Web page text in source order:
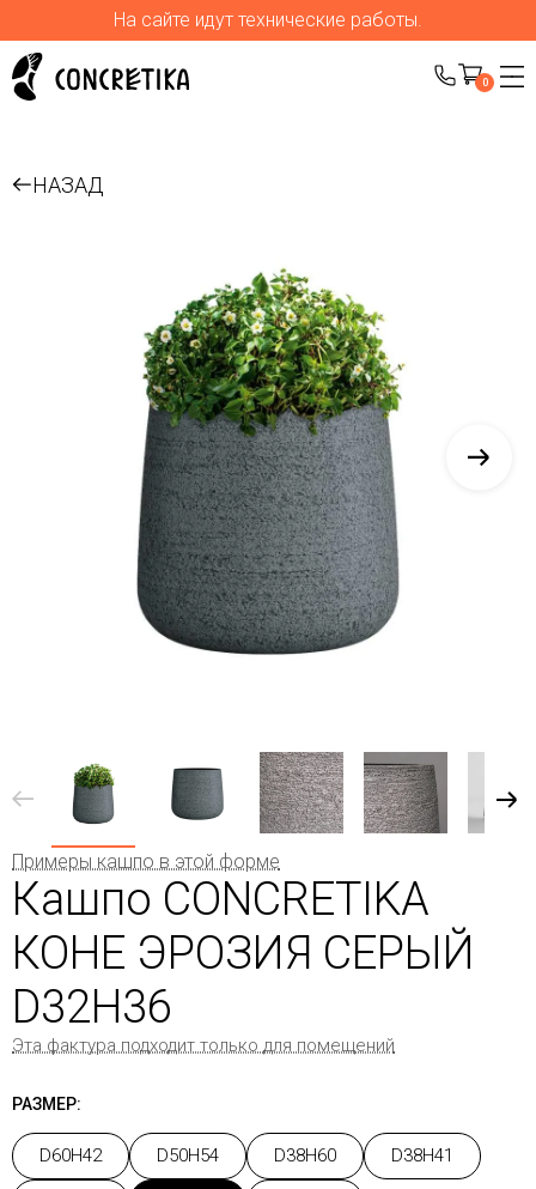
На сайте идут технические работы.
0
НАЗАД
Примеры кашпо в этой форме
Кашпо CONCRETIKA
КОНЕ ЭРОЗИЯ СЕРЫЙ
D32H36
Эта фактура подходит только для помещений
РАЗМЕР:
D60H42 D50H54 D38H60 D38H41